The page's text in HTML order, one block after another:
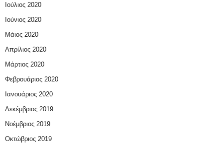
Ιούλιος 2020
Ιούνιος 2020
Μάιος 2020
Απρίλιος 2020
Μάρτιος 2020
Φεβρουάριος 2020
Ιανουάριος 2020
Δεκέμβριος 2019
Νοέμβριος 2019
Οκτώβριος 2019